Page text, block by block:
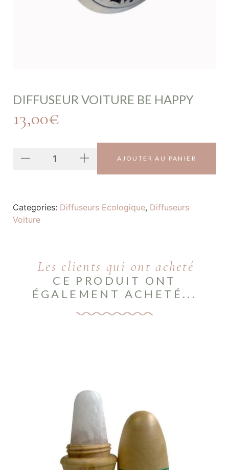
DIFFUSEUR VOITURE BE HAPPY
13,00€
AJOUTER AU PANIER
Categories: Diffuseurs Ecologique, Diffuseurs
Voiture
Les clients qui ont acheté
CE PRODUIT ONT
ÉGALEMENT ACHETÉ...